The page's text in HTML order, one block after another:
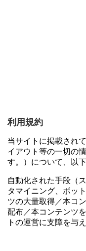
利用規約
当サイトに掲載され
イアウト等の一切の
す。）について、以
自動化された手段（
タマイニング、ボッ
ツの大量取得／本コ
配布／本コンテンツ
トの運営に支障を与